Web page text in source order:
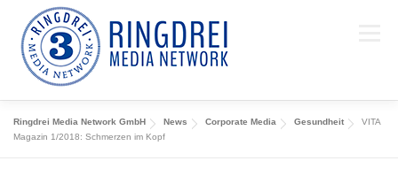
Zum Inhalt springen
WER WIR SIND LEISTUNGEN PROJEKTE
Ringdrei Media Network GmbH News Corporate Media Gesundheit
VITA
Magazin 1/2018: Schmerzen im Kopf